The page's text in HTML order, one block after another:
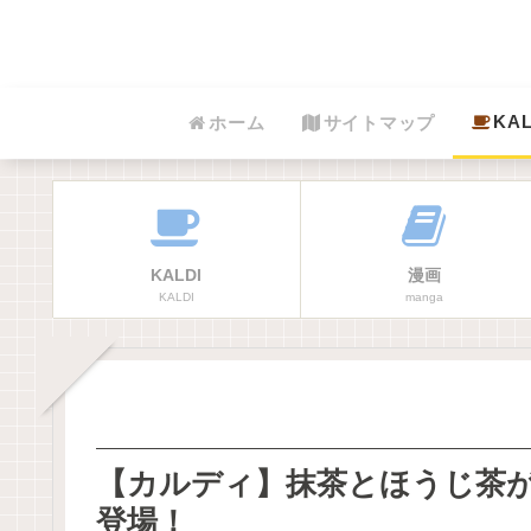
ホーム サイトマップ
KALDI
KALDI
漫画
manga
【カルディ】抹茶とほうじ茶
登場！